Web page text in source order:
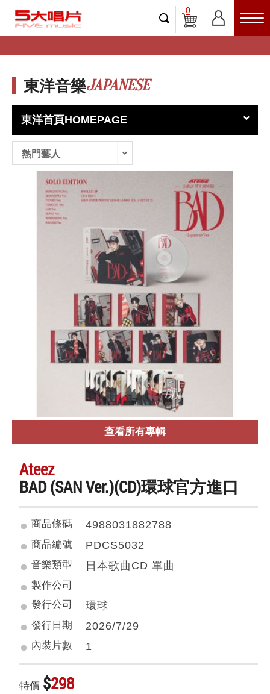
0
東洋音樂JAPANESE
東洋首頁HOMEPAGE
熱門藝人
查看所有專輯
Ateez
BAD (SAN Ver.)(CD)環球官方進口
商品條碼 4988031882788
商品編號 PDCS5032
音樂類型 日本歌曲CD 單曲
製作公司
發行公司
環球
發行日期 2026/7/29
內裝片數 1
特價 $298